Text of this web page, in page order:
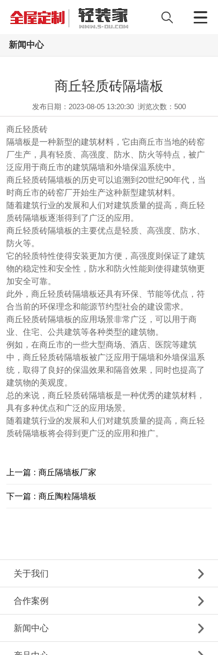
新闻中心
商丘轻质砖隔墙板
发布日期：2023-08-05 13:20:30 浏览次数： 500
商丘轻质砖
隔墙板是一种新型的建筑材料，它由商丘市当地的砖窑
厂生产，具有轻质、高强度、防水、防火等特点，被广
泛应用于商丘市的建筑隔墙和外墙保温系统中。
商丘轻质砖隔墙板的历史可以追溯到20世纪90年代，当
时商丘市的砖窑厂开始生产这种新型建筑材料。
随着建筑行业的发展和人们对建筑质量的提高，商丘轻
质砖隔墙板逐渐得到了广泛的应用。
商丘轻质砖隔墙板的主要优点是轻质、高强度、防水、
防火等。
它的轻质特性使得安装更加方便，高强度则保证了建筑
物的稳定性和安全性，防水和防火性能则使得建筑物更
加安全可靠。
此外，商丘轻质砖隔墙板还具有环保、节能等优点，符
合当前的环保理念和能源节约型社会的建设需求。
商丘轻质砖隔墙板的应用场景非常广泛，可以用于商
业、住宅、公共建筑等各种类型的建筑物。
例如，在商丘市的一些大型商场、酒店、医院等建筑
中，商丘轻质砖隔墙板被广泛应用于隔墙和外墙保温系
统，取得了良好的保温效果和隔音效果，同时也提高了
建筑物的美观度。
总的来说，商丘轻质砖隔墙板是一种优秀的建筑材料，
具有多种优点和广泛的应用场景。
随着建筑行业的发展和人们对建筑质量的提高，商丘轻
质砖隔墙板将会得到更广泛的应用和推广。
上一篇 : 商丘隔墙板厂家
下一篇 : 商丘陶粒隔墙板
关于我们
合作案例
新闻中心